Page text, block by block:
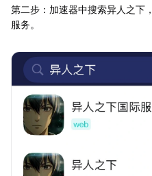
第二步：加速器中搜索异人之下
服务。